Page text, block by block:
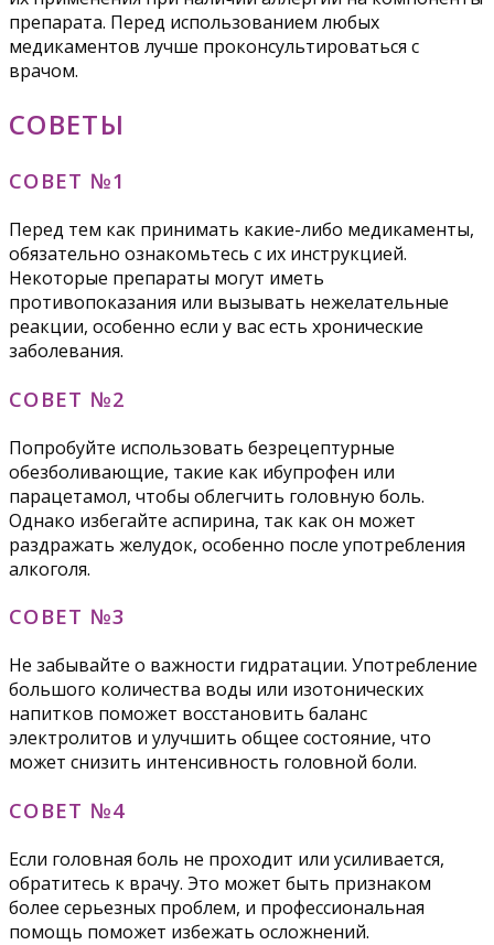
препарата. Перед использованием любых
медикаментов лучше проконсультироваться с
врачом.
СОВЕТЫ
СОВЕТ №1
Перед тем как принимать какие-либо медикаменты,
обязательно ознакомьтесь с их инструкцией.
Некоторые препараты могут иметь
противопоказания или вызывать нежелательные
реакции, особенно если у вас есть хронические
заболевания.
СОВЕТ №2
Попробуйте использовать безрецептурные
обезболивающие, такие как ибупрофен или
парацетамол, чтобы облегчить головную боль.
Однако избегайте аспирина, так как он может
раздражать желудок, особенно после употребления
алкоголя.
СОВЕТ №3
Не забывайте о важности гидратации. Употребление
большого количества воды или изотонических
напитков поможет восстановить баланс
электролитов и улучшить общее состояние, что
может снизить интенсивность головной боли.
СОВЕТ №4
Если головная боль не проходит или усиливается,
обратитесь к врачу. Это может быть признаком
более серьезных проблем, и профессиональная
помощь поможет избежать осложнений.